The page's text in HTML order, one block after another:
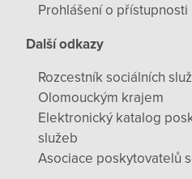
Prohlášení o přístupnosti
Další odkazy
Rozcestník sociálních
Olomouckým krajem
Elektronický katalog
služeb
Asociace poskytovatelů